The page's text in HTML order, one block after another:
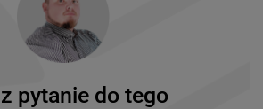
pytanie do tego